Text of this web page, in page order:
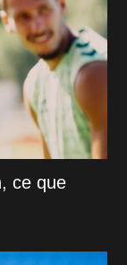
ce que